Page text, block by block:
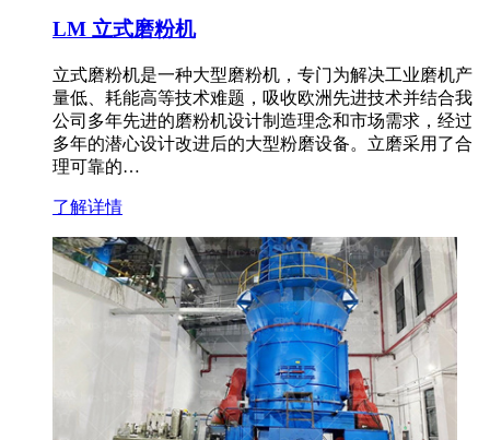
LM 立式磨粉机
立式磨粉机是一种大型磨粉机，专门为解决工业磨机产
量低、耗能高等技术难题，吸收欧洲先进技术并结合我
公司多年先进的磨粉机设计制造理念和市场需求，经过
多年的潜心设计改进后的大型粉磨设备。立磨采用了合
理可靠的…
了解详情